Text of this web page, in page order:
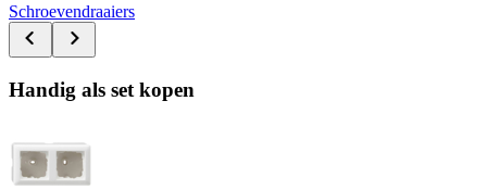
Schroevendraaiers
Handig als set kopen